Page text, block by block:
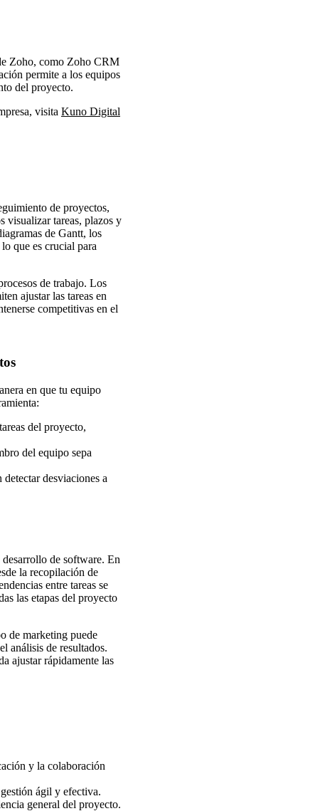
Zoho, como Zoho CRM
permite a los equipos
del proyecto.
visita Kuno Digital
de proyectos,
visualizar tareas, plazos y
de Gantt, los
que es crucial para
de trabajo. Los
ajustar las tareas en
competitivas en el
en que tu equipo
del proyecto,
del equipo sepa
desviaciones a
de software. En
la recopilación de
entre tareas se
las etapas del proyecto
de marketing puede
análisis de resultados.
ajustar rápidamente las
y la colaboración
ágil y efectiva.
general del proyecto.